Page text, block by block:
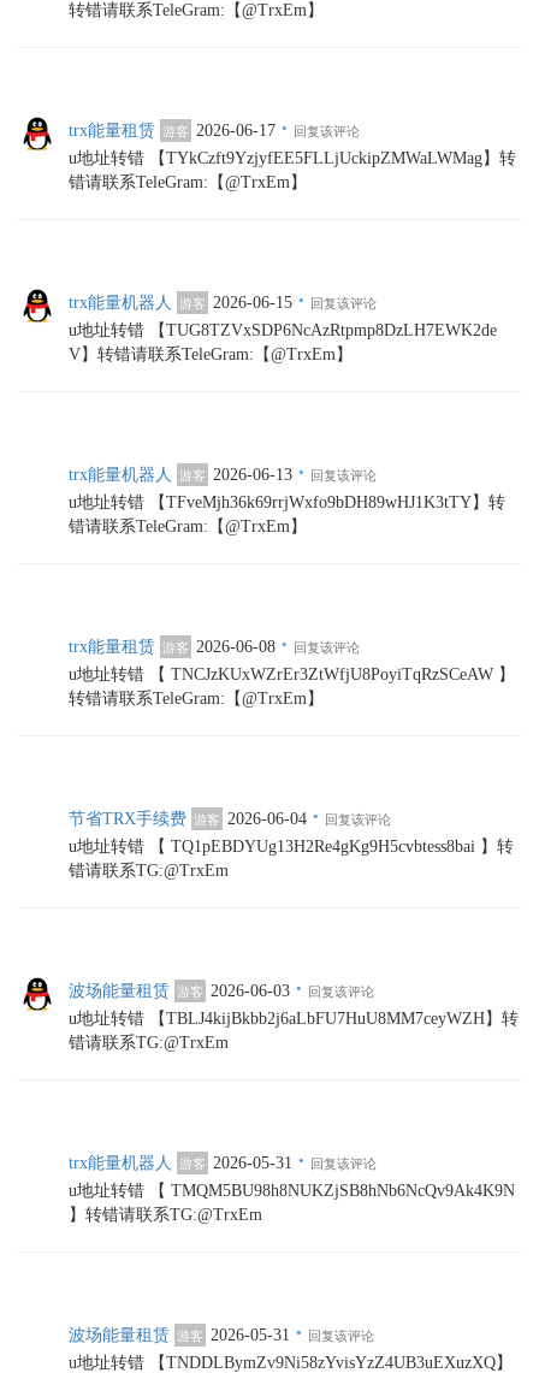
转错请联系TeleGram:【@TrxEm】
trx能量租赁 游客 2026-06-17 · 回复该评论
u地址转错 【TYkCzft9YzjyfEE5FLLjUckipZMWaLWMag】转
错请联系TeleGram:【@TrxEm】
trx能量机器人 游客 2026-06-15 · 回复该评论
u地址转错 【TUG8TZVxSDP6NcAzRtpmp8DzLH7EWK2de
V】转错请联系TeleGram:【@TrxEm】
trx能量机器人 游客 2026-06-13 · 回复该评论
u地址转错 【TFveMjh36k69rrjWxfo9bDH89wHJ1K3tTY】转
错请联系TeleGram:【@TrxEm】
trx能量租赁 游客 2026-06-08 · 回复该评论
u地址转错 【 TNCJzKUxWZrEr3ZtWfjU8PoyiTqRzSCeAW 】
转错请联系TeleGram:【@TrxEm】
节省TRX手续费 游客 2026-06-04 · 回复该评论
u地址转错 【 TQ1pEBDYUg13H2Re4gKg9H5cvbtess8bai 】转
错请联系TG:@TrxEm
波场能量租赁 游客 2026-06-03 · 回复该评论
u地址转错 【TBLJ4kijBkbb2j6aLbFU7HuU8MM7ceyWZH】转
错请联系TG:@TrxEm
trx能量机器人 游客 2026-05-31 · 回复该评论
u地址转错 【 TMQM5BU98h8NUKZjSB8hNb6NcQv9Ak4K9N
】转错请联系TG:@TrxEm
波场能量租赁 游客 2026-05-31 · 回复该评论
u地址转错 【TNDDLBymZv9Ni58zYvisYzZ4UB3uEXuzXQ】